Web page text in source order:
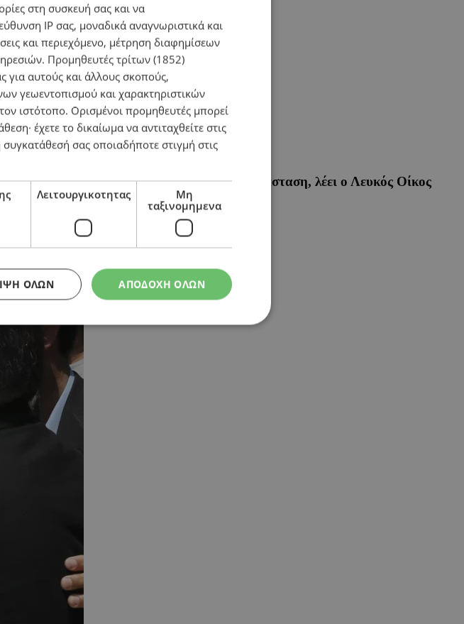
αδιάλλακτη στάση – «Ρευστή» η κατάσταση, λέει ο Λευκός Οίκος
στη συσκευή σας και να
IP σας, μοναδικά αναγνωριστικά και
και περιεχόμενο, μέτρηση διαφημίσεων
Προμηθευτές τρίτων (1852)
για αυτούς και άλλους σκοπούς,
γεωεντοπισμού και χαρακτηριστικών
ιστότοπο. Ορισμένοι προμηθευτές μπορεί
έχετε το δικαίωμα να αντιταχθείτε στις
σας οποιαδήποτε στιγμή στις
Λειτουργικοτητας
Μη
ταξινομημενα
ΑΠΟΔΟΧΗ ΟΛΩΝ
ΌΛΩΝ